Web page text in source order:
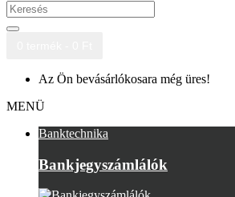
Az Ön bevásárlókosara még üres!
MENÜ
Banktechnika
Bankjegyszámlálók